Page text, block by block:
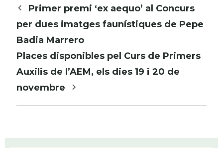
Navegació
per
entrades
Primer premi ‘ex aequo’ al Concurs
per dues imatges faunístiques de Pepe
Badia Marrero
Places disponibles pel Curs de Primers
Auxilis de l’AEM, els dies 19 i 20 de
novembre